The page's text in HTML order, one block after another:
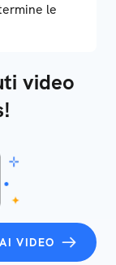
le
video
VIDEO